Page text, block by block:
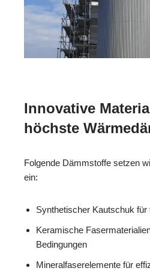
Innovative
höchste
Folgende Dämmstoffe setzen
ein:
Synthetischer Kautschuk
Keramische
Bedingungen
Mineralfaserelemente für